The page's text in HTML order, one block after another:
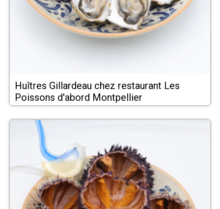
Huîtres Gillardeau chez restaurant Les
Poissons d'abord Montpellier